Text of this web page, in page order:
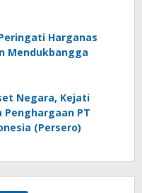
Harganas
Mendukbangga
Negara, Kejati
Penghargaan PT
(Persero)